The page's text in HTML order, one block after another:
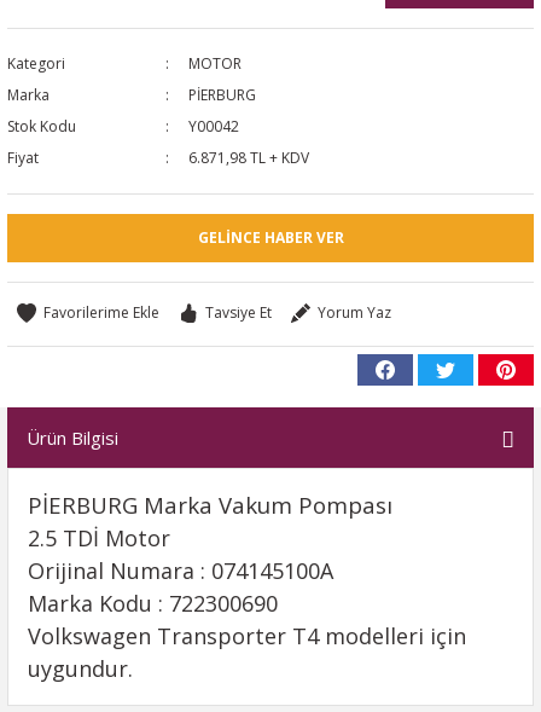
Kategori
MOTOR
Marka
PİERBURG
Stok Kodu
Y00042
Fiyat
6.871,98 TL + KDV
GELINCE HABER VER
Tavsiye Et Yorum Yaz
Ürün Bilgisi
PİERBURG Marka Vakum Pompası
2.5 TDİ Motor
Orijinal Numara : 074145100A
Marka Kodu : 722300690
Volkswagen Transporter T4 modelleri için
uygundur.